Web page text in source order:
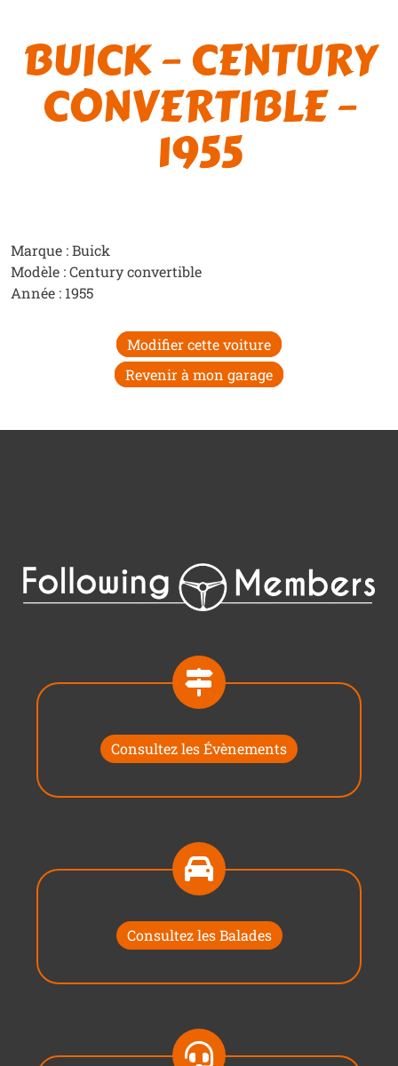
BUICK – CENTURY
CONVERTIBLE –
1955
Marque : Buick
Modèle : Century convertible
Année : 1955
Modifier cette voiture
Revenir à mon garage
Consultez les Évènements
Consultez les Balades